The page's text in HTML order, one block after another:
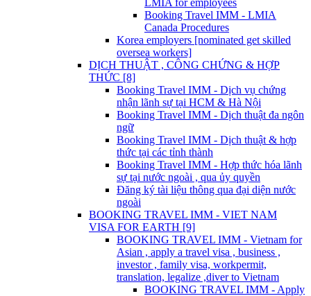
LMIA for employees
Booking Travel IMM - LMIA
Canada Procedures
Korea employers [nominated get skilled
oversea workers]
DỊCH THUẬT , CÔNG CHỨNG & HỢP
THỨC [8]
Booking Travel IMM - Dịch vụ chứng
nhận lãnh sự tại HCM & Hà Nội
Booking Travel IMM - Dịch thuật đa ngôn
ngữ
Booking Travel IMM - Dịch thuật & hợp
thức tại các tỉnh thành
Booking Travel IMM - Hợp thức hóa lãnh
sự tại nước ngoài , qua ủy quyền
Đăng ký tài liệu thông qua đại diện nước
ngoài
BOOKING TRAVEL IMM - VIET NAM
VISA FOR EARTH [9]
BOOKING TRAVEL IMM - Vietnam for
Asian , apply a travel visa , business ,
investor , family visa, workpermit,
translation, legalize ,diver to Vietnam
BOOKING TRAVEL IMM - Apply